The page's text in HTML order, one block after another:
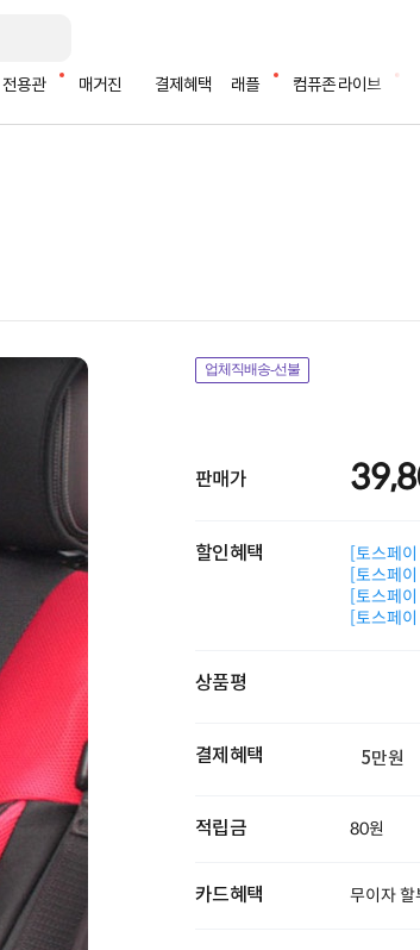
전용관 매거진 결제혜택 래플 컴퓨존 라이브
업체직배송-선불
판매가
할인혜택
[토스페
[토스페
[토스페
[토스페
상품평
결제혜택 5만원
적립금 80원
카드혜택 무이자 할